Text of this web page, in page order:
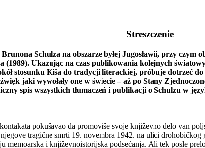
Streszczenie
Schulza na obszarze byłej Jugosławii, przy czym
Ukazując na czas publikowania kolejnych
stosunku Kiša do tradycji literackiej, próbuje dotrzeć
jaki wywołały one w świecie – aż po Stany
spis wszystkich tłumaczeń i publikacji o Schulzu w
pokušavao da promoviše svoje književno delo van
tragične smrti 19. novembra 1942. na ulici
memoarska i književnoistorijska podsećanja. Ali tek posle